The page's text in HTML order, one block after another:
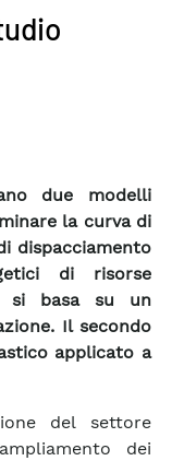
due modelli
la curva di
dispacciamento
di risorse
si basa su un
Il secondo
applicato a
del settore
dei